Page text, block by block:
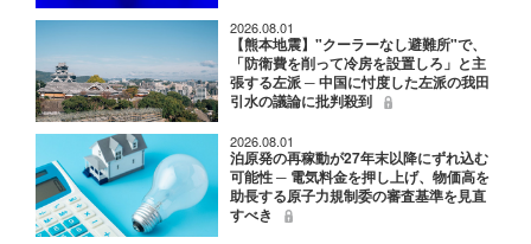
2026.08.01
【熊本地震】"クーラーなし避難所"で、
「防衛費を削って冷房を設置しろ」と主
張する左派 ─ 中国に忖度した左派の我田
引水の議論に批判殺到
2026.08.01
泊原発の再稼動が27年末以降にずれ込む
可能性 ─ 電気料金を押し上げ、物価高を
助長する原子力規制委の審査基準を見直
すべき